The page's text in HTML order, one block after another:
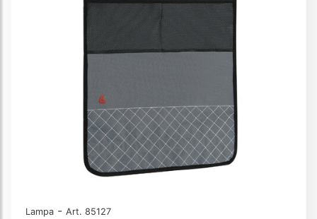
Lampa - Art. 85127